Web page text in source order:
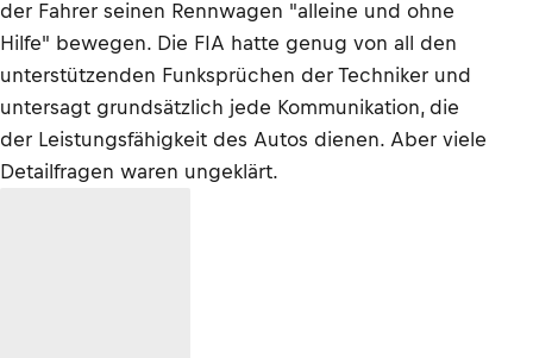
der Fahrer seinen Rennwagen "alleine und ohne
Hilfe" bewegen. Die FIA hatte genug von all den
unterstützenden Funksprüchen der Techniker und
untersagt grundsätzlich jede Kommunikation, die
der Leistungsfähigkeit des Autos dienen. Aber viele
Detailfragen waren ungeklärt.